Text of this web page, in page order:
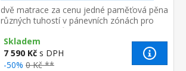
dvě matrace za cenu jedné paměťová pěna
různých tuhostí v pánevních zónách pro
odlehčení kloubům a celému pohybovému
aparátu 7zónová anatomická masážn...
Skladem
7 590 Kč s DPH
-50% 0 Kč **